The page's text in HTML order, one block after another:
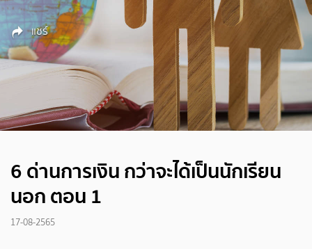
แชร์
6 ด่านการเงิน กว่าจะได้เป็นนักเรียน
นอก ตอน 1
17-08-2565